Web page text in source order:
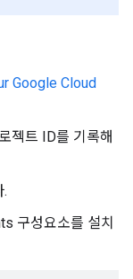
Google Cloud
젝트 ID를 기록해
.
구성요소를 설치